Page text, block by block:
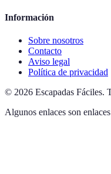
Información
Sobre nosotros
Contacto
Aviso legal
Política de privacidad
© 2026 Escapadas Fáciles.
Algunos enlaces son